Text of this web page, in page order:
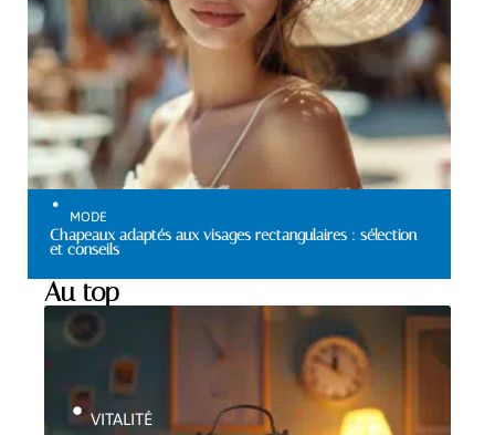
MODE
Chapeaux adaptés aux visages rectangulaires : sélection
et conseils
Au top
VITALITÉ